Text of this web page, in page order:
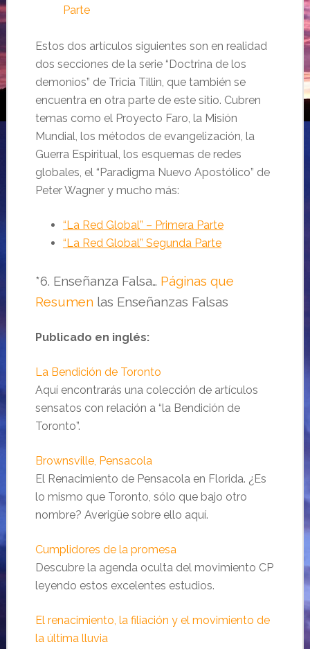
Parte
Estos dos artículos siguientes son en realidad
dos secciones de la serie “Doctrina de los
demonios” de Tricia Tillin, que también se
encuentra en otra parte de este sitio. Cubren
temas como el Proyecto Faro, la Misión
Mundial, los métodos de evangelización, la
Guerra Espiritual, los esquemas de redes
globales, el “Paradigma Nuevo Apostólico” de
Peter Wagner y mucho más:
“La Red Global” – Primera Parte
“La Red Global” Segunda Parte
*6. Enseñanza Falsa… Páginas que
Resumen las Enseñanzas Falsas
Publicado en inglés:
La Bendición de Toronto
Aquí encontrarás una colección de artículos
sensatos con relación a “la Bendición de
Toronto”.
Brownsville, Pensacola
El Renacimiento de Pensacola en Florida. ¿Es
lo mismo que Toronto, sólo que bajo otro
nombre? Averigüe sobre ello aquí.
Cumplidores de la promesa
Descubre la agenda oculta del movimiento CP
leyendo estos excelentes estudios.
El renacimiento, la filiación y el movimiento de
la última lluvia